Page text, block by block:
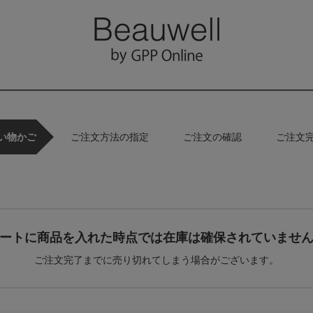
物かご ご注文方法の指定 ご注文の確認 ご注文
トに商品を入れた時点では在庫は確保されていません
ご注文完了までに売り切れてしまう場合がございます。